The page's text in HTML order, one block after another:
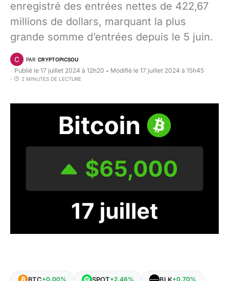
enregistré des entrées nettes de 422,67
millions de dollars, marquant la plus
grande somme d’entrées depuis le 5 juin.
PAR CRYPTOPICSOU
Publié le 17 juillet 2024 à 12h20 • Modifié le 17 juillet 2024 à 15h45
2 MINUTES DE LECTURE
BTC+0,00% SPOT+2,46% BLK+0,70%